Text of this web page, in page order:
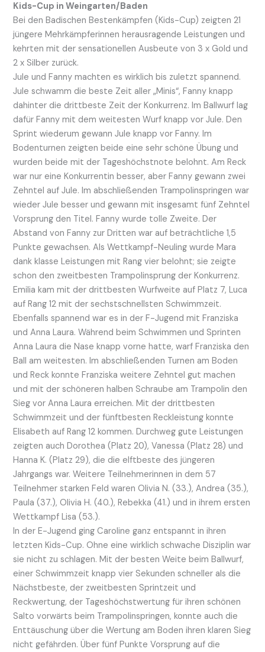
Kids-Cup in Weingarten/Baden
Bei den Badischen Bestenkämpfen (Kids-Cup) zeigten 21
jüngere Mehrkämpferinnen herausragende Leistungen und
kehrten mit der sensationellen Ausbeute von 3 x Gold und
2 x Silber zurück.
Jule und Fanny machten es wirklich bis zuletzt spannend.
Jule schwamm die beste Zeit aller „Minis“, Fanny knapp
dahinter die drittbeste Zeit der Konkurrenz. Im Ballwurf lag
dafür Fanny mit dem weitesten Wurf knapp vor Jule. Den
Sprint wiederum gewann Jule knapp vor Fanny. Im
Bodenturnen zeigten beide eine sehr schöne Übung und
wurden beide mit der Tageshöchstnote belohnt. Am Reck
war nur eine Konkurrentin besser, aber Fanny gewann zwei
Zehntel auf Jule. Im abschließenden Trampolinspringen war
wieder Jule besser und gewann mit insgesamt fünf Zehntel
Vorsprung den Titel. Fanny wurde tolle Zweite. Der
Abstand von Fanny zur Dritten war auf beträchtliche 1,5
Punkte gewachsen. Als Wettkampf-Neuling wurde Mara
dank klasse Leistungen mit Rang vier belohnt; sie zeigte
schon den zweitbesten Trampolinsprung der Konkurrenz.
Emilia kam mit der drittbesten Wurfweite auf Platz 7, Luca
auf Rang 12 mit der sechstschnellsten Schwimmzeit.
Ebenfalls spannend war es in der F-Jugend mit Franziska
und Anna Laura. Während beim Schwimmen und Sprinten
Anna Laura die Nase knapp vorne hatte, warf Franziska den
Ball am weitesten. Im abschließenden Turnen am Boden
und Reck konnte Franziska weitere Zehntel gut machen
und mit der schöneren halben Schraube am Trampolin den
Sieg vor Anna Laura erreichen. Mit der drittbesten
Schwimmzeit und der fünftbesten Reckleistung konnte
Elisabeth auf Rang 12 kommen. Durchweg gute Leistungen
zeigten auch Dorothea (Platz 20), Vanessa (Platz 28) und
Hanna K. (Platz 29), die die elftbeste des jüngeren
Jahrgangs war. Weitere Teilnehmerinnen in dem 57
Teilnehmer starken Feld waren Olivia N. (33.), Andrea (35.),
Paula (37.), Olivia H. (40.), Rebekka (41.) und in ihrem ersten
Wettkampf Lisa (53.).
In der E-Jugend ging Caroline ganz entspannt in ihren
letzten Kids-Cup. Ohne eine wirklich schwache Disziplin war
sie nicht zu schlagen. Mit der besten Weite beim Ballwurf,
einer Schwimmzeit knapp vier Sekunden schneller als die
Nächstbeste, der zweitbesten Sprintzeit und
Reckwertung, der Tageshöchstwertung für ihren schönen
Salto vorwärts beim Trampolinspringen, konnte auch die
Enttäuschung über die Wertung am Boden ihren klaren Sieg
nicht gefährden. Über fünf Punkte Vorsprung auf die